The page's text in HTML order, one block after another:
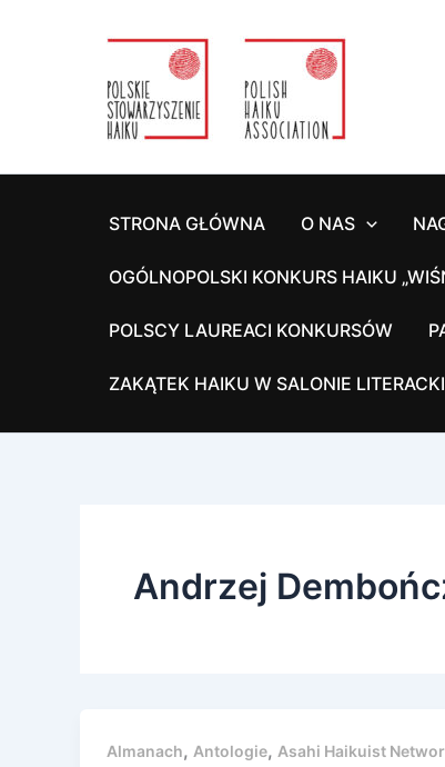
STRONA GŁÓWNA O NAS
OGÓLNOPOLSKI KONKURS HAIKU
POLSCY LAUREACI KONKURSÓW
ZAKĄTEK HAIKU W SALONIE
Andrzej
Almanach, Antologie, Asahi Haikuist